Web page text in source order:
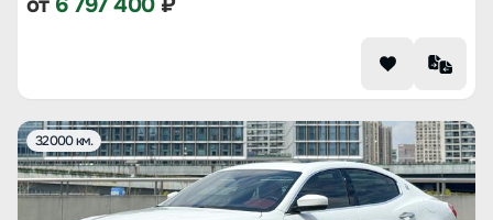
32000 км.